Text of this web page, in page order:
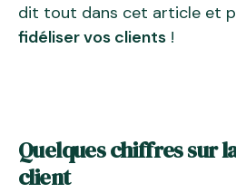
dit tout dans cet article et
fidéliser vos clients !
Quelques chiffres sur
client